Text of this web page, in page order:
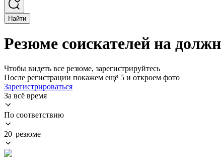
Найти
Резюме соискателей на
Чтобы видеть все резюме, зарегистрируйтесь
После регистрации покажем ещё 5 и откроем фото
Зарегистрироваться
За всё время
По соответствию
20 резюме